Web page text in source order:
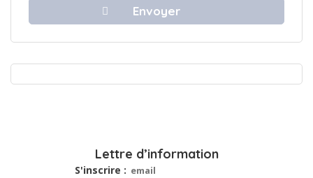
Lettre d’information
S'inscrire :